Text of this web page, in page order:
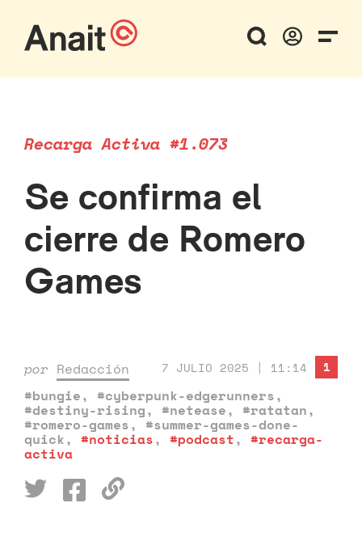
Recarga Activa #1.073
Se confirma el
cierre de Romero
Games
por Redacción 7 JULIO 2025 | 11:14
#bungie, #cyberpunk-edgerunners,
#destiny-rising, #netease, #ratatan,
#romero-games, #summer-games-done-
quick, #noticias, #podcast, #recarga-
activa
1